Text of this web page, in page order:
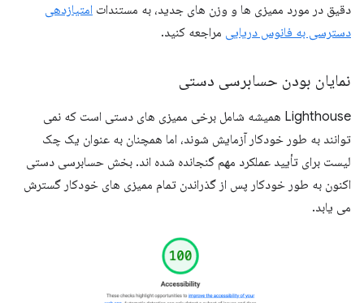
دقیق در مورد ممیزی ها و وزن های جدید، به مستندات امتیازدهی
دسترسی به فانوس دریایی مراجعه کنید.
نمایان بودن حسابرسی دستی
Lighthouse همیشه شامل برخی ممیزی های دستی است که نمی
توانند به طور خودکار آزمایش شوند، اما همچنان به عنوان یک چک
لیست برای تأیید عملکرد مهم گنجانده شده اند. بخش حسابرسی دستی
اکنون به طور خودکار پس از گذراندن تمام ممیزی های خودکار گسترش
می یابد.